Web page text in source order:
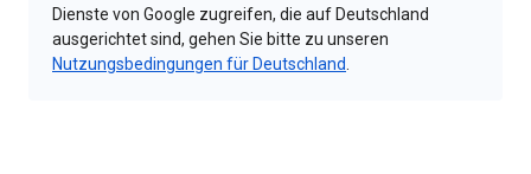
Dienste von Google zugreifen, die auf Deutschland
ausgerichtet sind, gehen Sie bitte zu unseren
Nutzungsbedingungen für Deutschland